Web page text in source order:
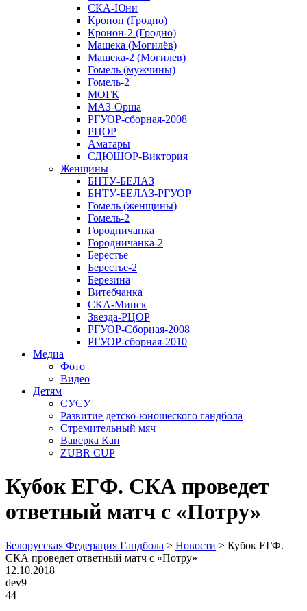
СКА-Юни
Кронон (Гродно)
Кронон-2 (Гродно)
Машека (Могилёв)
Машека-2 (Могилев)
Гомель (мужчины)
Гомель-2
МОГК
МАЗ-Орша
РГУОР-сборная-2008
РЦОР
Аматары
СДЮШОР-Виктория
Женщины
БНТУ-БЕЛАЗ
БНТУ-БЕЛАЗ-РГУОР
Гомель (женщины)
Гомель-2
Городничанка
Городничанка-2
Берестье
Берестье-2
Березина
Витебчанка
СКА-Минск
Звезда-РЦОР
РГУОР-Сборная-2008
РГУОР-сборная-2010
Медиа
Фото
Видео
Детям
СУСУ
Развитие детско-юношеского гандбола
Стремительный мяч
Ваверка Кап
ZUBR CUP
Кубок ЕГФ. СКА проведет
ответный матч с «Потру»
Белорусская Федерация Гандбола > Новости > Кубок ЕГФ.
СКА проведет ответный матч с «Потру»
12.10.2018
dev9
44